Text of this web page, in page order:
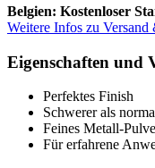
Belgien: Kostenloser
Weitere Infos zu
Eigenschaften und
Perfektes Finish
Schwerer als
Feines Metall-
Für erfahrene